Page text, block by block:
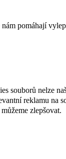
pomáhají
souborů nelze
reklamu na
zlepšovat.